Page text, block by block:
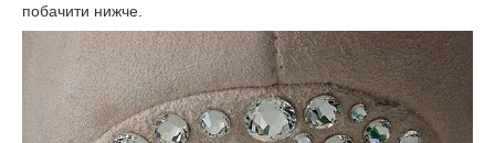
побачити нижче.